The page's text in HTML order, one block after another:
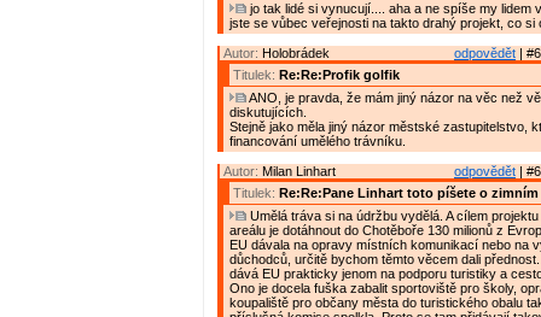
jo tak lidé si vynucují.... aha a ne spíše my lidem
jste se vůbec veřejnosti na takto drahý projekt, co si
odpovědět |
Autor: Holobrádek
Titulek: Re:Re:Profik golfik
ANO, je pravda, že mám jiný názor na věc než
diskutujících.
Stejně jako měla jiný názor městské zastupitelstvo,
financování umělého trávníku.
odpovědět |
Autor: Milan Linhart
Titulek: Re:Re:Pane Linhart toto píšete o
Umělá tráva si na údržbu vydělá. A cílem
areálu je dotáhnout do Chotěboře 130 milionů z
EU dávala na opravy místních komunikací nebo na
důchodců, určitě bychom těmto věcem dali
dává EU prakticky jenom na podporu turistiky a
Ono je docela fuška zabalit sportoviště pro školy,
koupaliště pro občany města do turistického obalu